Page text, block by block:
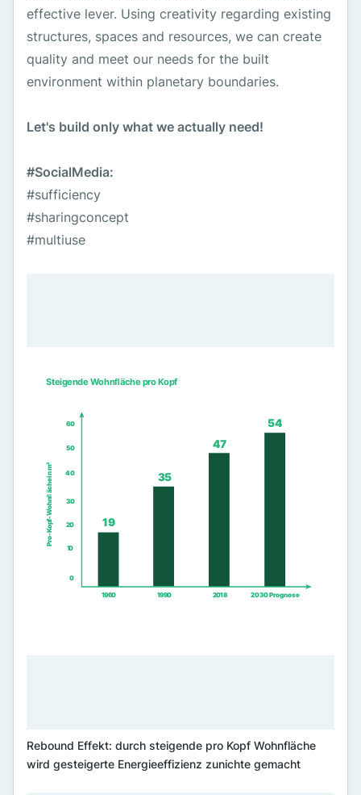
effective lever. Using creativity regarding existing
structures, spaces and resources, we can create
quality and meet our needs for the built
environment within planetary boundaries.
Let's build only what we actually need!
#SocialMedia:
#sufficiency
#sharingconcept
#multiuse
Rebound Effekt: durch steigende pro Kopf Wohnfläche
wird gesteigerte Energieeffizienz zunichte gemacht